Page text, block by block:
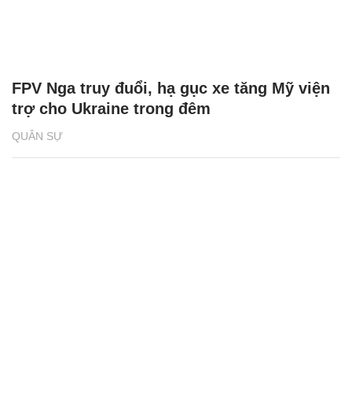
QUÂN SỰ
FPV Nga truy đuổi, hạ gục xe tăng Mỹ viện
trợ cho Ukraine trong đêm